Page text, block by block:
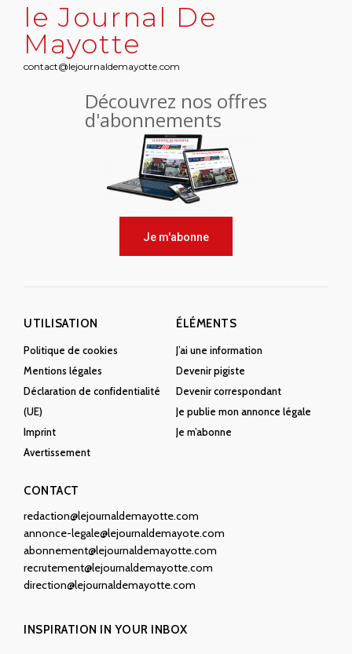
le Journal De
Mayotte
contact@lejournaldemayotte.com
Découvrez nos offres
d'abonnements
Je m'abonne
UTILISATION
Politique de cookies
Mentions légales
Déclaration de confidentialité
(UE)
Imprint
Avertissement
ÉLÉMENTS
J’ai une information
Devenir pigiste
Devenir correspondant
Je publie mon annonce légale
Je m’abonne
CONTACT
redaction@lejournaldemayotte.com
annonce-legale@lejournaldemayote.com
abonnement@lejournaldemayotte.com
recrutement@lejournaldemayotte.com
direction@lejournaldemayotte.com
INSPIRATION IN YOUR INBOX